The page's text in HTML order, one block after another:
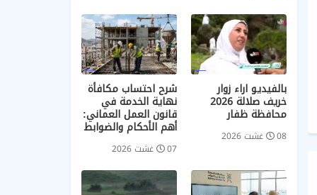
بالفيديو اراء زوار
خريف صلالة 2026
محافظة ظفار
08 غشت 2026
شرح احتساب مكافأة
نهاية الخدمة في
قانون العمل العماني:
أهم الأحكام والضوابط
07 غشت 2026